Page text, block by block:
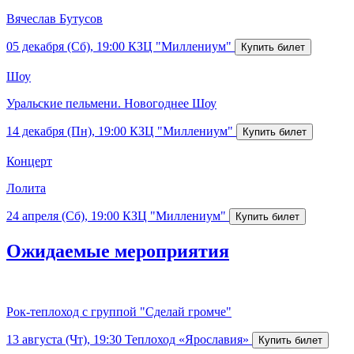
Вячеслав Бутусов
05 декабря (Сб), 19:00 КЗЦ "Миллениум"
Шоу
Уральские пельмени. Новогоднее Шоу
14 декабря (Пн), 19:00 КЗЦ "Миллениум"
Концерт
Лолита
24 апреля (Сб), 19:00 КЗЦ "Миллениум"
Ожидаемые мероприятия
Рок-теплоход с группой "Сделай громче"
13 августа (Чт), 19:30 Теплоход «Ярославия»